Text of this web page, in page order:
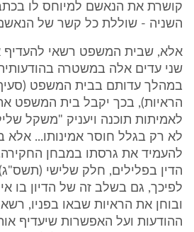
קושרת את הנאשם למיוחס לו
השניה - שוללת כל קשר של
אלא, שבית המשפט רשאי
שני עדים אלה במשטרה
הראיות), בכך יקבל בית המשפט
לאמיתות תוכנה ויעניק "משקל
לא רק בגלל חוסר אמינותו...
להעמיד את גרסתו במבחן
לפיכך, גם בשלב זה של הדיון בו
ובוחן את הראיות שבאו בפניו,
ההודעות ועל האפשרות שיעדיף